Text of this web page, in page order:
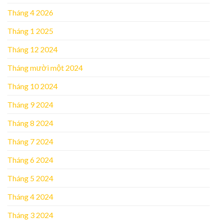
Tháng 4 2026
Tháng 1 2025
Tháng 12 2024
Tháng mười một 2024
Tháng 10 2024
Tháng 9 2024
Tháng 8 2024
Tháng 7 2024
Tháng 6 2024
Tháng 5 2024
Tháng 4 2024
Tháng 3 2024